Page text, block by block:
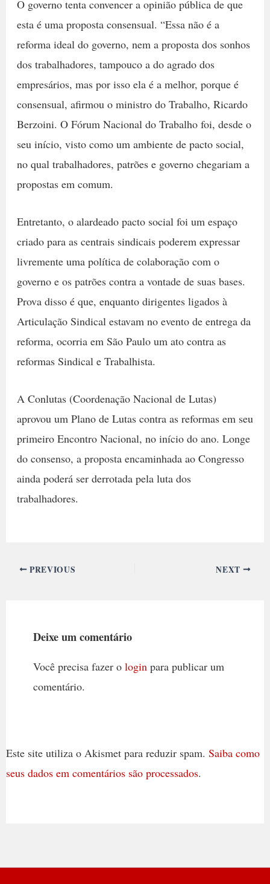
O governo tenta convencer a opinião pública de que
esta é uma proposta consensual. “Essa não é a
reforma ideal do governo, nem a proposta dos sonhos
dos trabalhadores, tampouco a do agrado dos
empresários, mas por isso ela é a melhor, porque é
consensual, afirmou o ministro do Trabalho, Ricardo
Berzoini. O Fórum Nacional do Trabalho foi, desde o
seu início, visto como um ambiente de pacto social,
no qual trabalhadores, patrões e governo chegariam a
propostas em comum.
Entretanto, o alardeado pacto social foi um espaço
criado para as centrais sindicais poderem expressar
livremente uma política de colaboração com o
governo e os patrões contra a vontade de suas bases.
Prova disso é que, enquanto dirigentes ligados à
Articulação Sindical estavam no evento de entrega da
reforma, ocorria em São Paulo um ato contra as
reformas Sindical e Trabalhista.
A Conlutas (Coordenação Nacional de Lutas)
aprovou um Plano de Lutas contra as reformas em seu
primeiro Encontro Nacional, no início do ano. Longe
do consenso, a proposta encaminhada ao Congresso
ainda poderá ser derrotada pela luta dos
trabalhadores.
PREVIOUS NEXT
Deixe um comentário
Você precisa fazer o loginpara publicar um
comentário.
Este site utiliza o Akismet para reduzir spam. Saiba como
seus dados em comentários são processados.